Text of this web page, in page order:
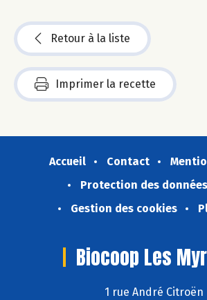
Retour à la liste
Imprimer la recette
Accueil Contact
Protection des données
Gestion des cookies
Biocoop Les
1 rue André Citroën